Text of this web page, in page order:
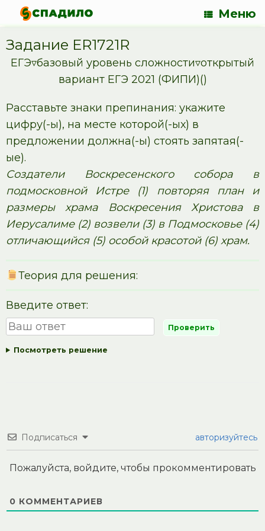
Меню
Задание ER1721R
ЕГЭ▿базовый уровень сложности▿открытый
вариант ЕГЭ 2021 (ФИПИ)()
Расставьте знаки препинания: укажите
цифру(-ы), на месте которой(-ых) в
предложении должна(-ы) стоять запятая(-
ые).
Создатели Воскресенского собора в
подмосковной Истре (1) повторяя план и
размеры храма Воскресения Христова в
Иерусалиме (2) возвели (3) в Подмосковье (4)
отличающийся (5) особой красотой (6) храм.
Теория для решения:
Введите ответ:
Посмотреть решение
Подписаться авторизуйтесь
Пожалуйста, войдите, чтобы прокомментировать
0 КОММЕНТАРИЕВ